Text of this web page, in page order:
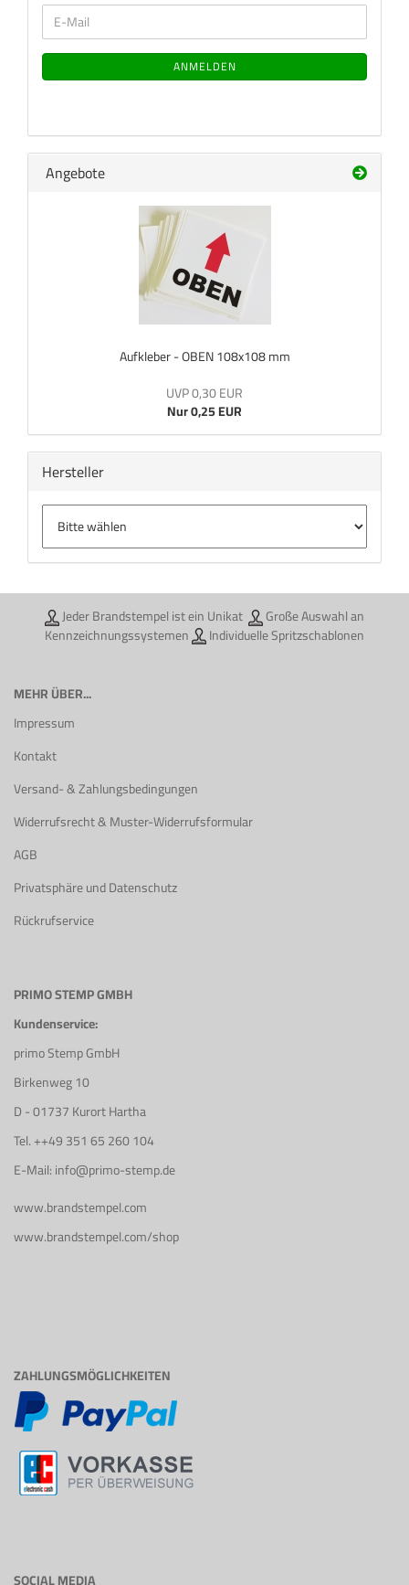
WEITER
ZUR
NEWSLETTER-
E-
Mail
ANMELDEN
Angebote
Aufkleber - OBEN 108x108 mm
UVP 0,30 EUR
Nur 0,25 EUR
Hersteller
Jeder Brandstempel ist ein Unikat Große Auswahl an
Kennzeichnungssystemen Individuelle Spritzschablonen
MEHR ÜBER...
Impressum
Kontakt
Versand- & Zahlungsbedingungen
Widerrufsrecht & Muster-Widerrufsformular
AGB
Privatsphäre und Datenschutz
Rückrufservice
PRIMO STEMP GMBH
Kundenservice:
primo Stemp GmbH
Birkenweg 10
D - 01737 Kurort Hartha
Tel. ++49 351 65 260 104
E-Mail: info@primo-stemp.de
www.brandstempel.com
www.brandstempel.com/shop
ZAHLUNGSMÖGLICHKEITEN